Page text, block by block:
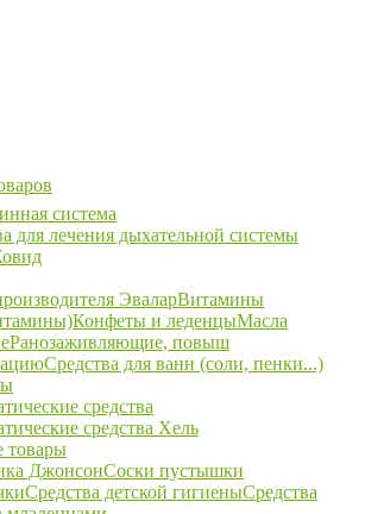
система
для лечения дыхательной системы
ЭваларВитамины
Конфеты и леденцыМасла
Ранозаживляющие, повыш
Средства для ванн (соли, пенки...)
средства
средства Хель
товары
ДжонсонСоски пустышки
Средства детской гигиеныСредства